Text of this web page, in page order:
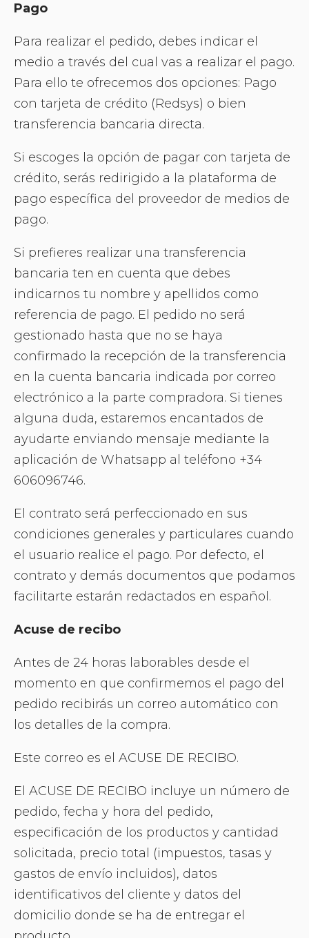
Pago
Para realizar el pedido, debes indicar el
medio a través del cual vas a realizar el pago.
Para ello te ofrecemos dos opciones: Pago
con tarjeta de crédito (Redsys) o bien
transferencia bancaria directa.
Si escoges la opción de pagar con tarjeta de
crédito, serás redirigido a la plataforma de
pago específica del proveedor de medios de
pago.
Si prefieres realizar una transferencia
bancaria ten en cuenta que debes
indicarnos tu nombre y apellidos como
referencia de pago. El pedido no será
gestionado hasta que no se haya
confirmado la recepción de la transferencia
en la cuenta bancaria indicada por correo
electrónico a la parte compradora. Si tienes
alguna duda, estaremos encantados de
ayudarte enviando mensaje mediante la
aplicación de Whatsapp al teléfono +34
606096746.
El contrato será perfeccionado en sus
condiciones generales y particulares cuando
el usuario realice el pago. Por defecto, el
contrato y demás documentos que podamos
facilitarte estarán redactados en español.
Acuse de recibo
Antes de 24 horas laborables desde el
momento en que confirmemos el pago del
pedido recibirás un correo automático con
los detalles de la compra.
Este correo es el ACUSE DE RECIBO.
El ACUSE DE RECIBO incluye un número de
pedido, fecha y hora del pedido,
especificación de los productos y cantidad
solicitada, precio total (impuestos, tasas y
gastos de envío incluidos), datos
identificativos del cliente y datos del
domicilio donde se ha de entregar el